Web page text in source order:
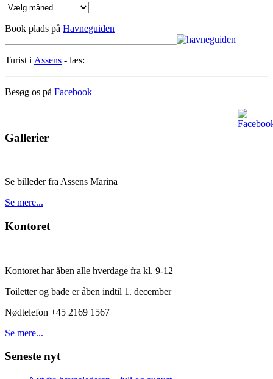
Nyhedsarkiv
Book plads på Havneguiden
Turist i Assens - læs:
Besøg os på Facebook
Gallerier
Se billeder fra Assens Marina
Se mere...
Kontoret
Kontoret har åben alle hverdage fra kl. 9-12
Toiletter og bade er åben indtil 1. december
Nødtelefon +45 2169 1567
Se mere...
Seneste nyt